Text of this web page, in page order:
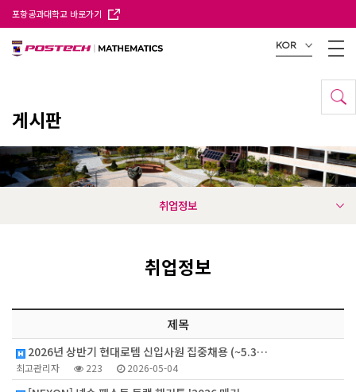
포항공과대학교 바로가기
KOR
게시판
취업정보
취업정보
제목
2026년 상반기 현대로템 신입사원 집중채용 (~5.3…
최고관리자 223 2026-05-04